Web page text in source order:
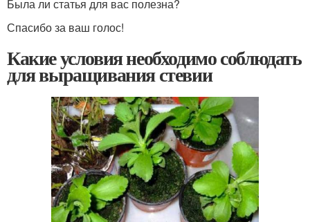
Была ли статья для вас полезна?
Спасибо за ваш голос!
Какие условия необходимо соблюдать
для выращивания стевии